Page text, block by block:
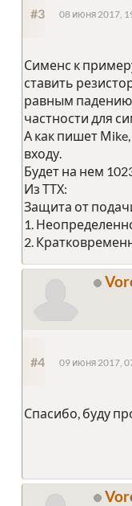
#3 08 июня 2017,
Сименс к
ставить
равным
частности для
А как пишет Мike,
входу.
Будет на нем
Из ТТХ:
Защита от
1.
2.
#4 09 июня 2017,
Спасибо, буду